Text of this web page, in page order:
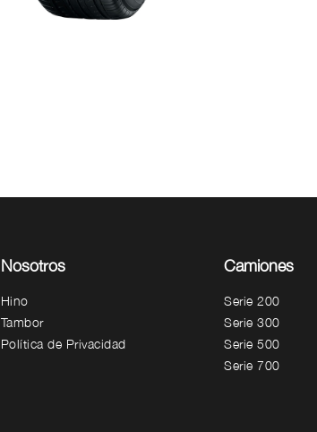
Nosotros
Hino
Tambor
Política de Privacidad
Camiones
Serie 200
Serie 300
Serie 500
Serie 700